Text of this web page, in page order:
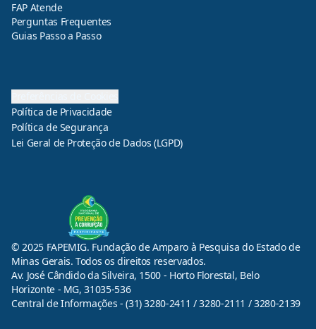
FAP Atende
Perguntas Frequentes
Guias Passo a Passo
Política de Privacidade
Política de Segurança
Lei Geral de Proteção de Dados (LGPD)
© 2025 FAPEMIG. Fundação de Amparo à Pesquisa do Estado de
Minas Gerais. Todos os direitos reservados.
Av. José Cândido da Silveira, 1500 - Horto Florestal, Belo
Horizonte - MG, 31035-536
Central de Informações - (31) 3280-2411 / 3280-2111 / 3280-2139